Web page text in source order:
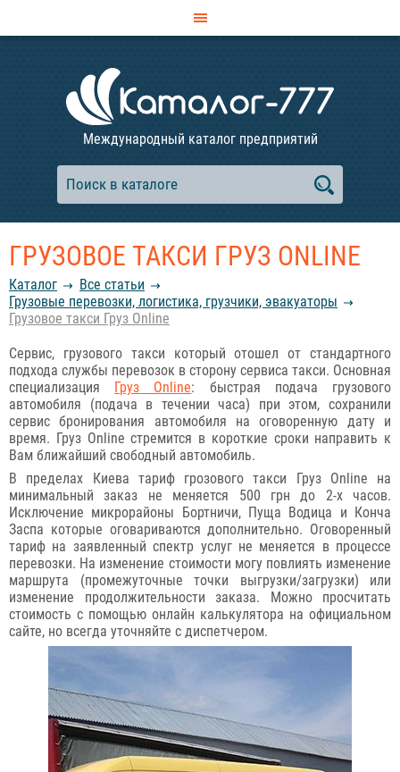
Международный каталог предприятий
ГРУЗОВОЕ ТАКСИ ГРУЗ ONLINE
Каталог
Все статьи
Грузовые перевозки, логистика, грузчики, эвакуаторы
Грузовое такси Груз Online
Сервис, грузового такси который отошел от стандартного
подхода службы перевозок в сторону сервиса такси. Основная
специализация Груз Online: быстрая подача грузового
автомобиля (подача в течении часа) при этом, сохранили
сервис бронирования автомобиля на оговоренную дату и
время. Груз Online стремится в короткие сроки направить к
Вам ближайший свободный автомобиль.
В пределах Киева тариф грозового такси Груз Online на
минимальный заказ не меняется 500 грн до 2-х часов.
Исключение микрорайоны Бортничи, Пуща Водица и Конча
Заспа которые оговариваются дополнительно. Оговоренный
тариф на заявленный спектр услуг не меняется в процессе
перевозки. На изменение стоимости могу повлиять изменение
маршрута (промежуточные точки выгрузки/загрузки) или
изменение продолжительности заказа. Можно просчитать
стоимость с помощью онлайн калькулятора на официальном
сайте, но всегда уточняйте с диспетчером.